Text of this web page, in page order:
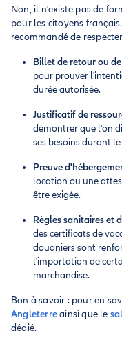
Non, il n'existe pas de
pour les citoyens
recommandé de
Billet de retour ou
pour prouver
durée autorisée.
Justificatif de
démontrer que l'on
ses besoins durant le
Preuve
location ou une
être exigée.
Règles sanitaires et
des certificats de
douaniers sont
l'importation de
marchandise.
Bon à savoir : pour en
Angleterreainsi que le
dédié.